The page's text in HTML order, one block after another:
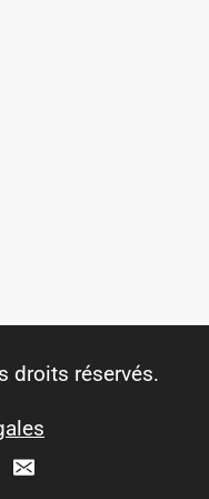
droits réservés.